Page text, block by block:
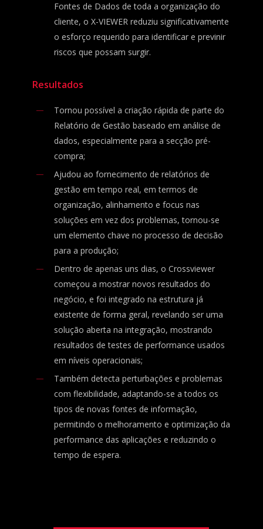
Fontes de Dados de toda a organização do
cliente, o X-VIEWER reduziu significativamente
o esforço requerido para identificar e previnir
riscos que possam surgir.
Resultados
Tornou possível a criação rápida de parte do
Relatório de Gestão baseado em análise de
dados, especialmente para a secção pré-
compra;
Ajudou ao fornecimento de relatórios de
gestão em tempo real, em termos de
organização, alinhamento e focus nas
soluções em vez dos problemas, tornou-se
um elemento chave no processo de decisão
para a produção;
Dentro de apenas uns dias, o Crossviewer
começou a mostrar novos resultados do
negócio, e foi integrado na estrutura já
existente de forma geral, revelando ser uma
solução aberta na integração, mostrando
resultados de testes de performance usados
em níveis operacionais;
Também detecta perturbações e problemas
com flexibilidade, adaptando-se a todos os
tipos de novas fontes de informação,
permitindo o melhoramento e optimização da
performance das aplicações e reduzindo o
tempo de espera.